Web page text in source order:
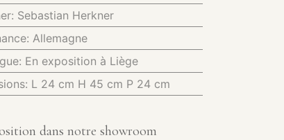
: Sebastian Herkner
:Allemagne
: En exposition à Liège
: L 24 cm H 45 cm P 24 cm
dans notre showroom